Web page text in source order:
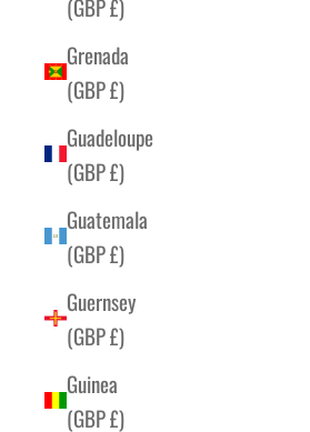
(GBP £)
Grenada
(GBP £)
Guadeloupe
(GBP £)
Guatemala
(GBP £)
Guernsey
(GBP £)
Guinea
(GBP £)